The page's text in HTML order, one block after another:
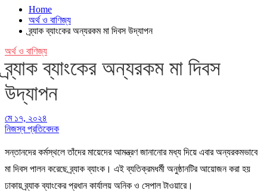
Home
অর্থ ও বাণিজ্য
ব্র্যাক ব্যাংকের অন্যরকম মা দিবস উদ্‌যাপন
অর্থ ও বাণিজ্য
ব্র্যাক ব্যাংকের অন্যরকম মা দিবস
উদ্‌যাপন
মে ১৭, ২০২৪
নিজস্ব প্রতিবেদক
সন্তানদের কর্মস্থলে তাঁদের মায়েদের আমন্ত্রণ জানানোর মধ্য দিয়ে এবার অন্যরকমভাবে
মা দিবস পালন করেছে ব্র্যাক ব্যাংক। এই ব্যতিক্রমধর্মী অনুষ্ঠানটির আয়োজন করা হয়
ঢাকায় ব্র্যাক ব্যাংকের প্রধান কার্যালয় অনিক ও সেপাল টাওয়ারে।